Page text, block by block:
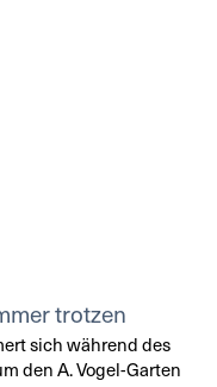
trotzen
sich während des
den A. Vogel-Garten